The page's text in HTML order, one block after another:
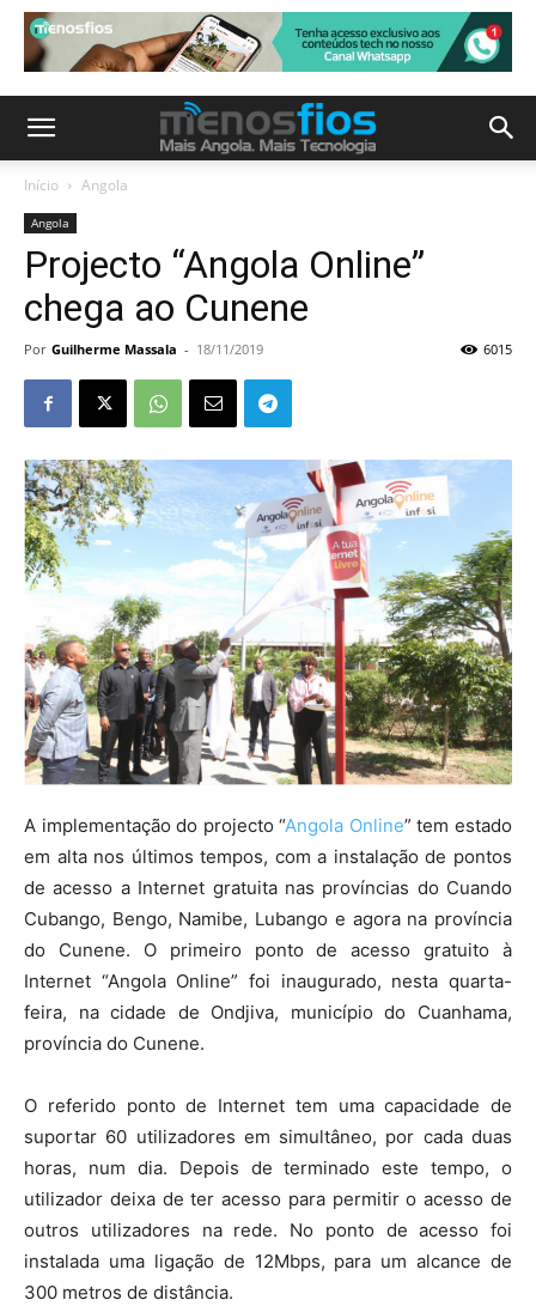
Início Angola
Angola
Projecto “Angola Online”
chega ao Cunene
Por Guilherme Massala - 18/11/2019 6015
A implementação do projecto “Angola Online” tem estado
em alta nos últimos tempos, com a instalação de pontos
de acesso a Internet gratuita nas províncias do Cuando
Cubango, Bengo, Namibe, Lubango e agora na província
do Cunene. O primeiro ponto de acesso gratuito à
Internet “Angola Online” foi inaugurado, nesta quarta-
feira, na cidade de Ondjiva, município do Cuanhama,
província do Cunene.
O referido ponto de Internet tem uma capacidade de
suportar 60 utilizadores em simultâneo, por cada duas
horas, num dia. Depois de terminado este tempo, o
utilizador deixa de ter acesso para permitir o acesso de
outros utilizadores na rede. No ponto de acesso foi
instalada uma ligação de 12Mbps, para um alcance de
300 metros de distância.